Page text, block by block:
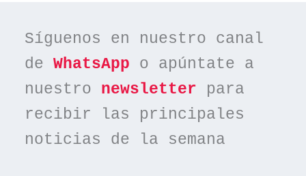
Síguenos en nuestro canal
de WhatsApp o apúntate a
nuestro newsletter para
recibir las principales
noticias de la semana